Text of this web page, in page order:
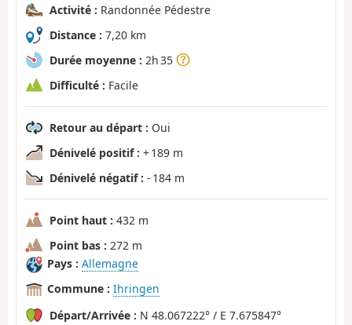
Activité : Randonnée Pédestre
Distance : 7,20 km
Durée moyenne : 2h 35
Difficulté : Facile
Retour au départ : Oui
Dénivelé positif : + 189 m
Dénivelé négatif : - 184 m
Point haut : 432 m
Point bas : 272 m
Pays : Allemagne
Commune : Ihringen
Départ/Arrivée : N 48.067222° / E 7.675847°